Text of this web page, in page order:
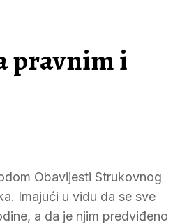
pravnim i
Obavijesti Strukovnog
Imajući u vidu da se sve
a da je njim predviđeno